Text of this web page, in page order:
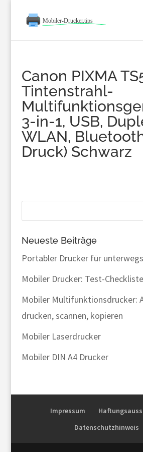
Canon PIXMA
Tintenstrahl-
3-in-1, USB,
WLAN,
Druck) Schwarz
Neueste Beiträge
Portabler Drucker für unterwegs
Mobiler Drucker: Test-
Mobiler Multifunktionsdrucker:
drucken, scannen, kopieren
Mobiler Laserdrucker
Mobiler DIN A4 Drucker
Impressum
Datenschutzhinweis